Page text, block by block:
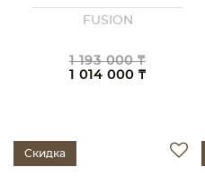
FUSION
1 193 000 ₸
1 014 000 ₸
Скидка